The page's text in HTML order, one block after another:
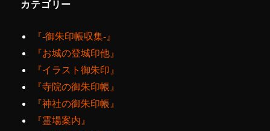
カテゴリー
『‐御朱印帳収集‐』
『お城の登城印他』
『イラスト御朱印』
『寺院の御朱印帳』
『神社の御朱印帳』
『霊場案内』